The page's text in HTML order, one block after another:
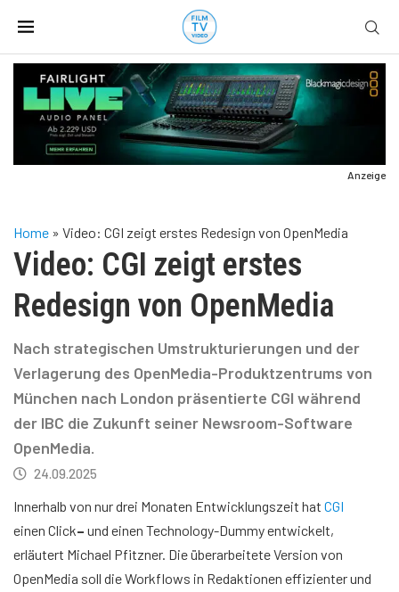
Anzeige
Home » Video: CGI zeigt erstes Redesign von OpenMedia
Video: CGI zeigt erstes
Redesign von OpenMedia
Nach strategischen Umstrukturierungen und der
Verlagerung des OpenMedia-Produktzentrums von
München nach London präsentierte CGI während
der IBC die Zukunft seiner Newsroom-Software
OpenMedia.
24.09.2025
Innerhalb von nur drei Monaten Entwicklungszeit hat CGI
einen Click– und einen Technology-Dummy entwickelt,
erläutert Michael Pfitzner. Die überarbeitete Version von
OpenMedia soll die Workflows in Redaktionen effizienter und